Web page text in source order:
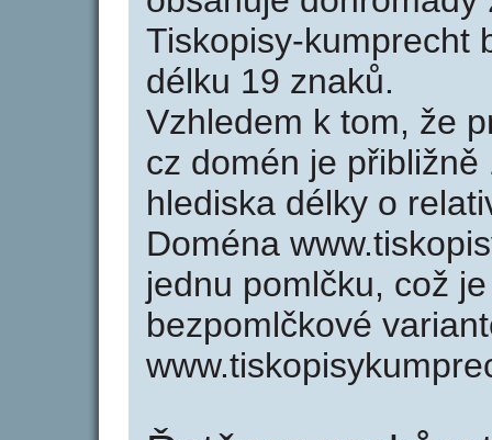
Tiskopisy-kumprecht
délku 19 znaků.
Vzhledem k tom, že
cz domén je
hlediska délky o
Doména
jednu pomlčku, což
bezpomlčkové